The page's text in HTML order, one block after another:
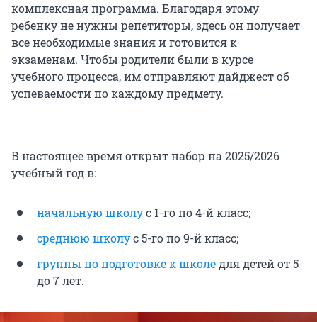
комплексная программа. Благодаря этому
ребенку не нужны репетиторы, здесь он получает
все необходимые знания и готовится к
экзаменам. Чтобы родители были в курсе
учебного процесса, им отправляют дайджест об
успеваемости по каждому предмету.
В настоящее время открыт набор на 2025/2026
учебный год в:
начальную школус 1-го по 4-й класс;
среднюю школус 5-го по 9-й класс;
группы по подготовке к школедля детей от 5
до 7 лет.